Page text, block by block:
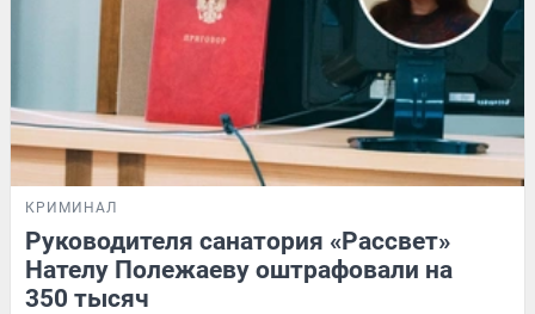
КРИМИНАЛ
Руководителя санатория «Рассвет»
Нателу Полежаеву оштрафовали на
350 тысяч